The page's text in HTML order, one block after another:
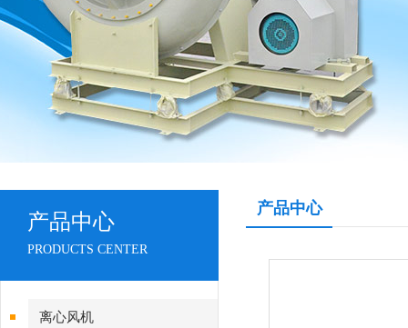
产品中心
PRODUCTS CENTER
离心风机
产品中心